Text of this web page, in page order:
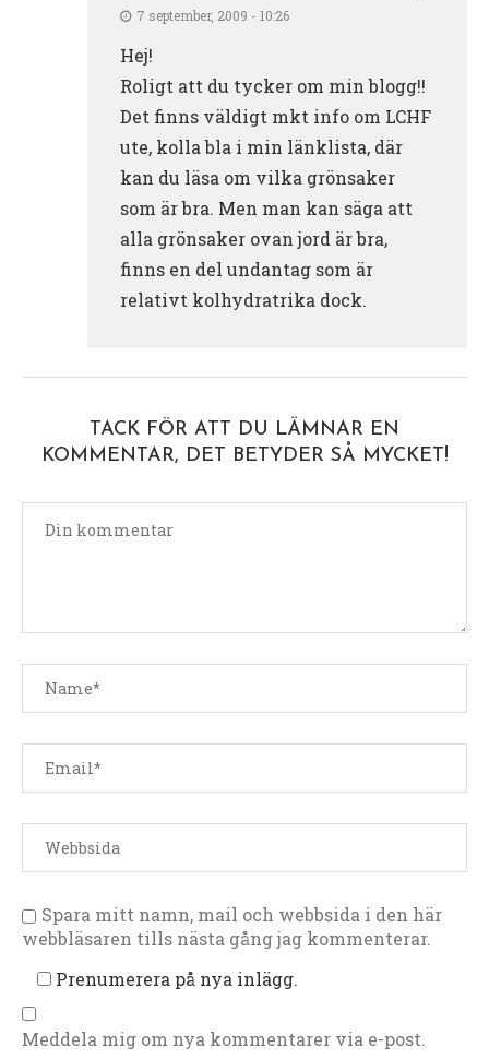
7 september, 2009 - 10:26
Hej!
Roligt att du tycker om min blogg!!
Det finns väldigt mkt info om LCHF
ute, kolla bla i min länklista, där
kan du läsa om vilka grönsaker
som är bra. Men man kan säga att
alla grönsaker ovan jord är bra,
finns en del undantag som är
relativt kolhydratrika dock.
TACK FÖR ATT DU LÄMNAR EN
KOMMENTAR, DET BETYDER SÅ MYCKET!
Spara mitt namn, mail och webbsida i den här
webbläsaren tills nästa gång jag kommenterar.
Prenumerera på nya inlägg.
Meddela mig om nya kommentarer via e-post.